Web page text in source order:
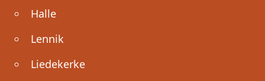
Halle
Lennik
Liedekerke